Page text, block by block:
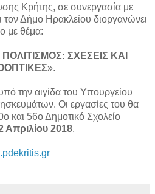
Κρήτης, σε συνεργασία με
τον Δήμο Ηρακλείου διοργανώνει
με θέμα:
ΣΧΕΣΕΙΣ ΚΑΙ
».
την αιγίδα του Υπουργείου
Οι εργασίες του θα
και 56ο Δημοτικό Σχολείο
Απριλίου 2018.